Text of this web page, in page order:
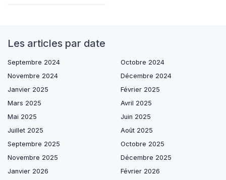
Les articles par date
Septembre 2024
Octobre 2024
Novembre 2024
Décembre 2024
Janvier 2025
Février 2025
Mars 2025
Avril 2025
Mai 2025
Juin 2025
Juillet 2025
Août 2025
Septembre 2025
Octobre 2025
Novembre 2025
Décembre 2025
Janvier 2026
Février 2026